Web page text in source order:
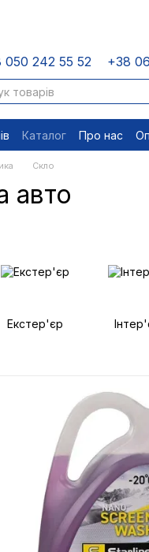
050 242 55 52 +38
Каталог Про нас
Правові документи
Скло
авто
Екстер'єр